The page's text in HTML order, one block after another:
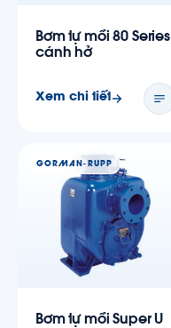
Bơm tự mồi 80 Series
cánh hở
Xem chi tiết
GORMAN-RUPP
Bơm tự mồi Super U